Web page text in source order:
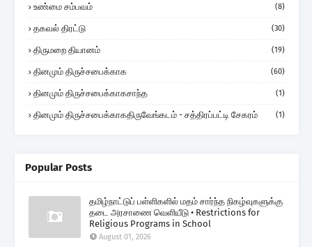
உண்மை சம்பவம் (8)
தகவல் திரட்டு (30)
திருமறை தியானம் (19)
தினமும் திருச்சபைக்காக (60)
தினமும் திருச்சபைக்காகசாந்த (1)
தினமும் திருச்சபைக்காகதிருவேங்கடம் - சத்திரப்பட்டி சேகரம் (1)
Popular Posts
தமிழ்நாட்டுப் பள்ளிகளில் மதம் சார்ந்த நிகழ்வுகளுக்கு
தடை அரசாணை வெளியீடு • Restrictions for
Religious Programs in School
August 01, 2026